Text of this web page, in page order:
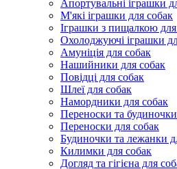
Апортувальні іграшки
М'які іграшки для собак
Іграшки з пищалкою для
Охолоджуючі іграшки
Амуніція для собак
Нашийники для собак
Повідці для собак
Шлеї для собак
Намордники для собак
Переноски та
Переноски для собак
Будиночки та лежанки
Килимки для собак
Догляд та гігієна для